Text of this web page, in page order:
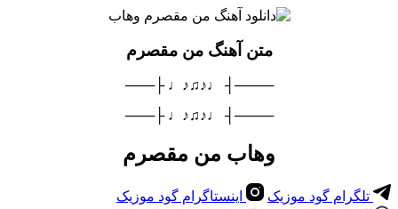
متن آهنگ من مقصرم
────┤ ♩♪♫♪♩ ├───
────┤ ♩♪♫♪♩ ├───
وهاب من مقصرم
تلگرام گود موزیک
اینستاگرام گود موزیک